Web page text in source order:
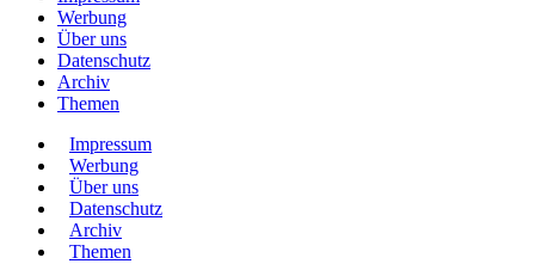
Werbung
Über uns
Datenschutz
Archiv
Themen
Impressum
Werbung
Über uns
Datenschutz
Archiv
Themen